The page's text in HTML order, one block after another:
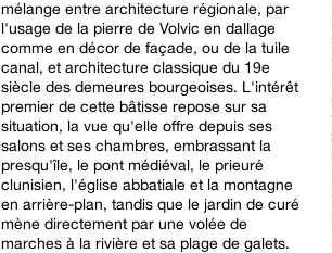
mélange entre architecture régionale, par
l'usage de la pierre de Volvic en dallage
comme en décor de façade, ou de la tuile
canal, et architecture classique du 19e
siècle des demeures bourgeoises. L'intérêt
premier de cette bâtisse repose sur sa
situation, la vue qu'elle offre depuis ses
salons et ses chambres, embrassant la
presqu'île, le pont médiéval, le prieuré
clunisien, l'église abbatiale et la montagne
en arrière-plan, tandis que le jardin de curé
mène directement par une volée de
marches à la rivière et sa plage de galets.